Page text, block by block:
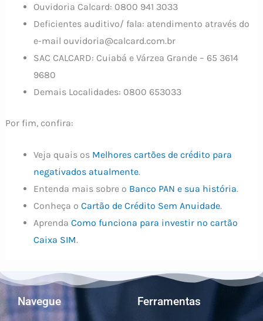
Ouvidoria Calcard: 0800 941 3033
Deficientes auditivo/ fala: atendimento através do
e-mail ouvidoria@calcard.com.br
SAC CALCARD: Cuiabá e Várzea Grande – 65 3614
9680
Demais Localidades: 0800 653033
Por fim, confira:
Veja quais os Melhores cartões de crédito para
negativados atualmente.
Entenda mais sobre o Banco PAN e sua história.
Conheça o Cartão de Crédito Sem Anuidade.
Aprenda Como funciona para investir no cartão
Caixa SIM.
Navegue Ferramentas